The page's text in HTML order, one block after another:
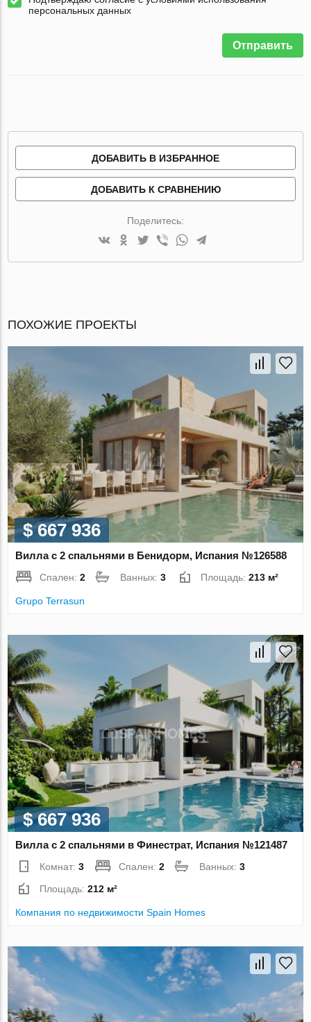
персональных данных
Отправить
ДОБАВИТЬ В ИЗБРАННОЕ
ДОБАВИТЬ К СРАВНЕНИЮ
Поделитесь:
ПОХОЖИЕ ПРОЕКТЫ
$ 667 936
Вилла с 2 спальнями в Бенидорм, Испания №126588
Спален:2 Ванных:3 Площадь:213 м²
Grupo Terrasun
$ 667 936
Вилла с 2 спальнями в Финестрат, Испания №121487
Комнат:3 Спален:2 Ванных:3
Площадь:212 м²
Компания по недвижимости Spain Homes